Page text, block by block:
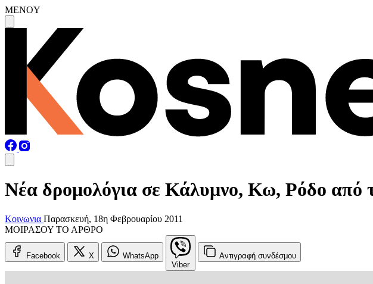
MENOY
Νέα δρομολόγια σε Κάλυμνο, Κω, Ρόδο από
Κοινωνια Παρασκευή, 18η Φεβρουαρίου 2011
ΜΟΙΡΑΣΟΥ ΤΟ ΑΡΘΡΟ
Facebook X
WhatsApp
Viber
Αντιγραφή συνδέσμου